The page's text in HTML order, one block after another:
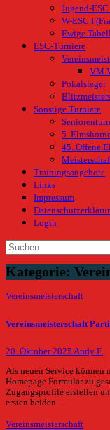
Jugend-
W-ESC I
Ewige
ESC-Turniere
VM
Pokalsieger
Sonstige Turniere
5.
45. Offene
Trainingsangebote
Links
Impressum
Login
Kategorie:
Vereinsmeisterschaft
Vereinsmeisterschaft
20. Oktober 2025 Andy F.
Als neuen Service können
Homepage Formular zu
Zugangsprofile erstellen
ersten beiden…
Vereinsmeisterschaft